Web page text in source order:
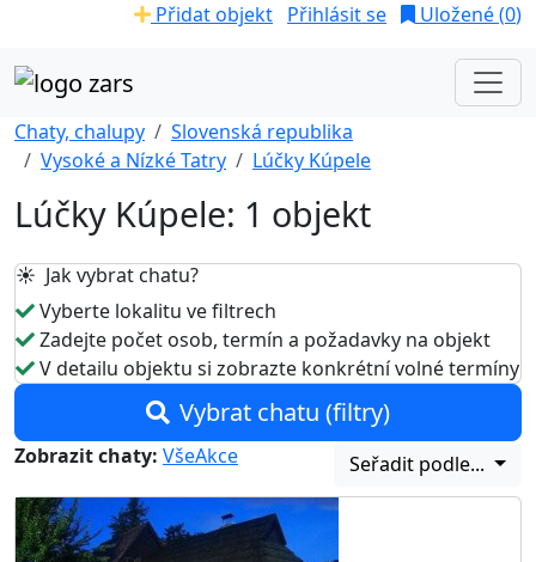
Přidat objekt Přihlásit se Uložené (0)
Chaty, chalupy
Slovenská republika
Vysoké a Nízké Tatry
Lúčky Kúpele
Lúčky Kúpele: 1 objekt
☀️ Jak vybrat chatu?
Vyberte lokalitu ve filtrech
Zadejte počet osob, termín a požadavky na objekt
V detailu objektu si zobrazte konkrétní volné termíny
Vybrat chatu (filtry)
Zobrazit chaty: VšeAkce Seřadit podle...